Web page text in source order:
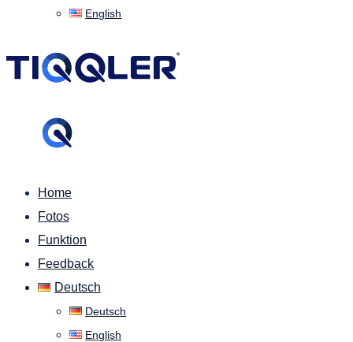
English
Home
Fotos
Funktion
Feedback
Deutsch
Deutsch
English